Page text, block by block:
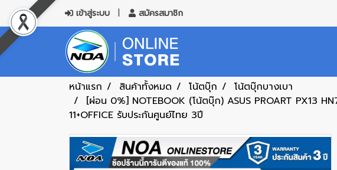
เข้าสู่ระบบ สมัครสมาชิก
หน้าแรก สินค้าทั้งหมด โน้ตบุ๊ก
โน้ตบุ๊กบางเบา
[ผ่อน 0%] NOTEBOOK (โน้ตบุ๊ก) ASUS PROART PX13
11+OFFICE รับประกันศูนย์ไทย 3ปี